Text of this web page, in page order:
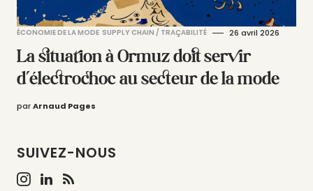
ÉCONOMIE DE LA MODE SUPPLY CHAIN / TRAÇABILITÉ 26 avril 2026
La situation à Ormuz doit servir
d’électrochoc au secteur de la mode
parArnaud Pages
SUIVEZ-NOUS